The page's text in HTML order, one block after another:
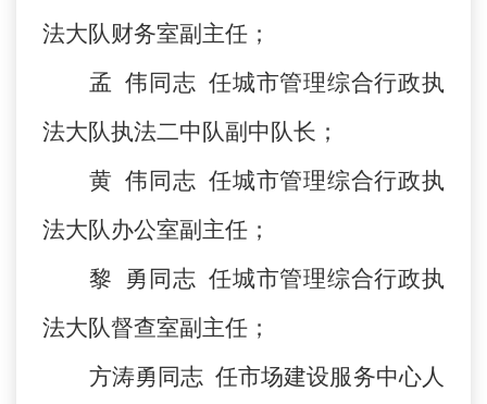
法大队财务室副主任；
孟 伟同志 任城市管理综合行政执
法大队执法二中队副中队长；
黄 伟同志 任城市管理综合行政执
法大队办公室副主任；
黎
勇同志 任城市管理综合行政执
法大队督查室副主任；
方涛勇同志 任市场建设服务中心人